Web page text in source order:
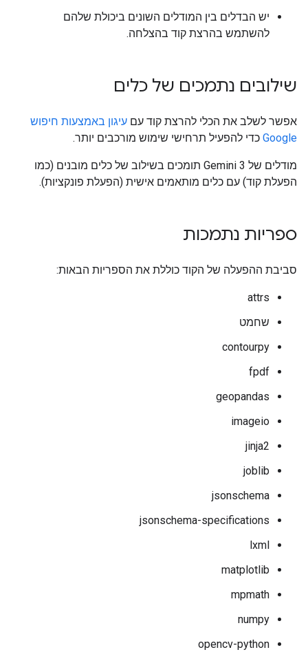
יש הבדלים בין המודלים השונים ביכולת שלהם
להשתמש בהרצת קוד בהצלחה.
שילובים נתמכים של כלים
אפשר לשלב את הכלי להרצת קוד עם עיגון באמצעות חיפוש
Google כדי להפעיל תרחישי שימוש מורכבים יותר.
מודלים של Gemini 3 תומכים בשילוב של כלים מובנים (כמו
הפעלת קוד) עם כלים מותאמים אישית (הפעלת פונקציות).
ספריות נתמכות
סביבת ההפעלה של הקוד כוללת את הספריות הבאות:
attrs
שחמט
contourpy
fpdf
geopandas
imageio
jinja2
joblib
jsonschema
jsonschema-specifications
lxml
matplotlib
mpmath
numpy
opencv-python